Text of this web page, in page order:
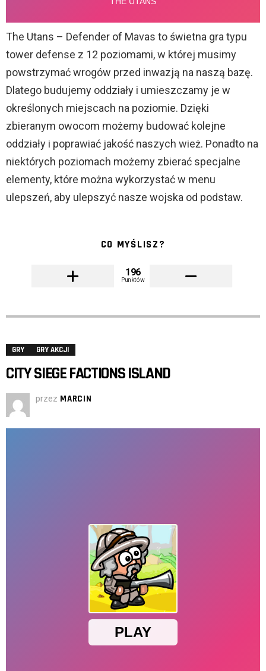
The Utans – Defender of Mavas to świetna gra typu
tower defense z 12 poziomami, w której musimy
powstrzymać wrogów przed inwazją na naszą bazę.
Dlatego budujemy oddziały i umieszczamy je w
określonych miejscach na poziomie. Dzięki
zbieranym owocom możemy budować kolejne
oddziały i poprawiać jakość naszych wież. Ponadto na
niektórych poziomach możemy zbierać specjalne
elementy, które można wykorzystać w menu
ulepszeń, aby ulepszyć nasze wojska od podstaw.
CO MYŚLISZ?
196
Punktów
GRY GRY AKCJI
CITY SIEGE FACTIONS ISLAND
przez MARCIN